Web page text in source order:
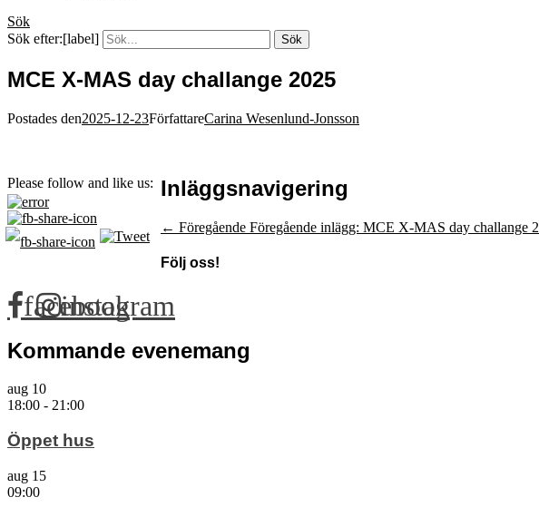
Sök
Sök efter:[label]
MCE X-MAS day challange 2025
Postades den2025-12-23FörfattareCarina Wesenlund-Jonsson
Please follow and like us: Inläggsnavigering
← Föregående Föregående inlägg: MCE X-MAS day challange
Följ oss!
facebook
instagram
Kommande evenemang
aug 10
18:00 - 21:00
Öppet hus
aug 15
09:00